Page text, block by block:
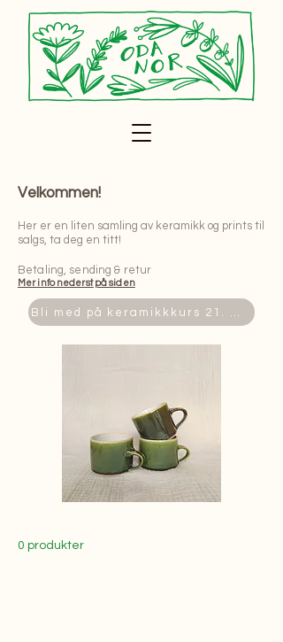
Velkommen!
​Her er en liten samling av keramikk og prints til
salgs, ta deg en titt!
Betaling, sending & retur​
Mer info nederst på siden
0 produkter